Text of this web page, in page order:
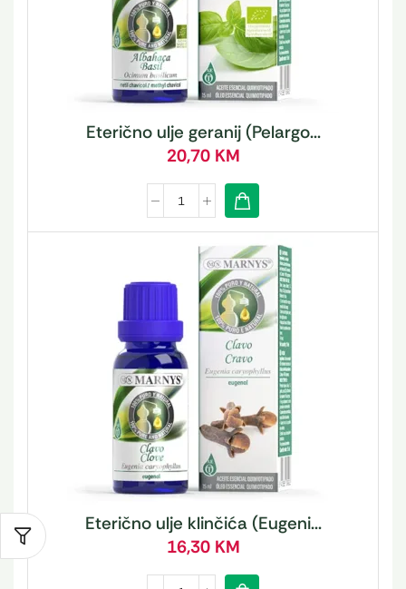
Eterično ulje geranij (Pelargo...
20,70 KM
Eterično ulje klinčića (Eugeni...
16,30 KM